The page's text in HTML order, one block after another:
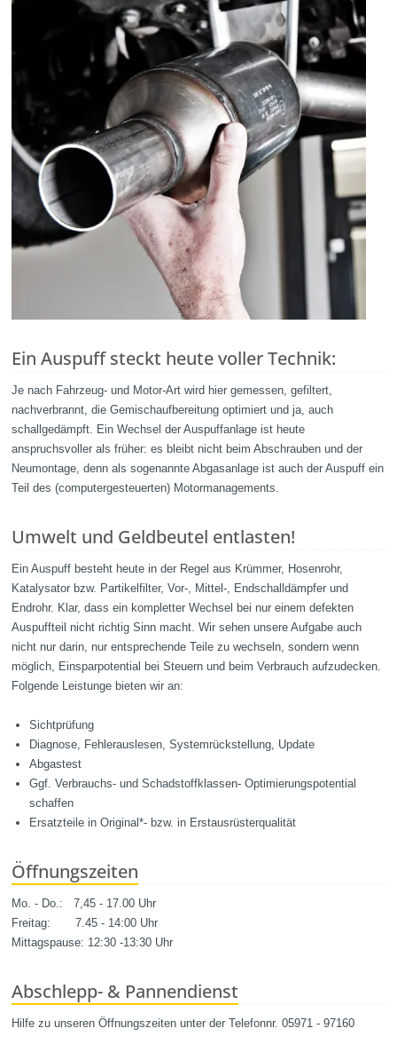
Ein Auspuff steckt heute voller Technik:
Je nach Fahrzeug- und Motor-Art wird hier gemessen, gefiltert,
nachverbrannt, die Gemischaufbereitung optimiert und ja, auch
schallgedämpft. Ein Wechsel der Auspuffanlage ist heute
anspruchsvoller als früher: es bleibt nicht beim Abschrauben und der
Neumontage, denn als sogenannte Abgasanlage ist auch der Auspuff ein
Teil des (computergesteuerten) Motormanagements.
Umwelt und Geldbeutel entlasten!
Ein Auspuff besteht heute in der Regel aus Krümmer, Hosenrohr,
Katalysator bzw. Partikelfilter, Vor-, Mittel-, Endschalldämpfer und
Endrohr. Klar, dass ein kompletter Wechsel bei nur einem defekten
Auspuffteil nicht richtig Sinn macht. Wir sehen unsere Aufgabe auch
nicht nur darin, nur entsprechende Teile zu wechseln, sondern wenn
möglich, Einsparpotential bei Steuern und beim Verbrauch aufzudecken.
Folgende Leistunge bieten wir an:
Sichtprüfung
Diagnose, Fehlerauslesen, Systemrückstellung, Update
Abgastest
Ggf. Verbrauchs- und Schadstoffklassen- Optimierungspotential
schaffen
Ersatzteile in Original*- bzw. in Erstausrüsterqualität
Öffnungszeiten
Mo. - Do.: 7,45 - 17.00 Uhr
Freitag: 7.45 - 14:00 Uhr
Mittagspause: 12:30 -13:30 Uhr
Abschlepp- & Pannendienst
Hilfe zu unseren Öffnungszeiten unter der Telefonnr. 05971 - 97160